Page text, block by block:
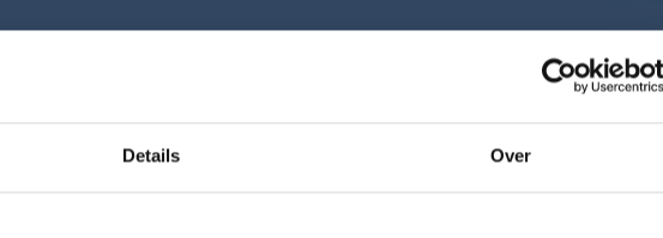
Details Over